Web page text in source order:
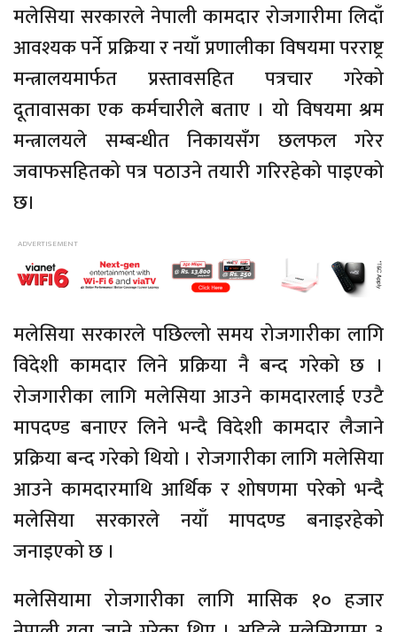
मलेसिया सरकारले नेपाली कामदार रोजगारीमा लिदाँ
आवश्यक पर्ने प्रक्रिया र नयाँ प्रणालीका विषयमा परराष्ट्र
मन्त्रालयमार्फत प्रस्तावसहित पत्रचार गरेको
दूतावासका एक कर्मचारीले बताए । यो विषयमा श्रम
मन्त्रालयले सम्बन्धीत निकायसँग छलफल गरेर
जवाफसहितको पत्र पठाउने तयारी गरिरहेको पाइएको
छ।
मलेसिया सरकारले पछिल्लो समय रोजगारीका लागि
विदेशी कामदार लिने प्रक्रिया नै बन्द गरेको छ ।
रोजगारीका लागि मलेसिया आउने कामदारलाई एउटै
मापदण्ड बनाएर लिने भन्दै विदेशी कामदार लैजाने
प्रक्रिया बन्द गरेको थियो । रोजगारीका लागि मलेसिया
आउने कामदारमाथि आर्थिक र शोषणमा परेको भन्दै
मलेसिया सरकारले नयाँ मापदण्ड बनाइरहेको
जनाइएको छ ।
मलेसियामा रोजगारीका लागि मासिक १० हजार